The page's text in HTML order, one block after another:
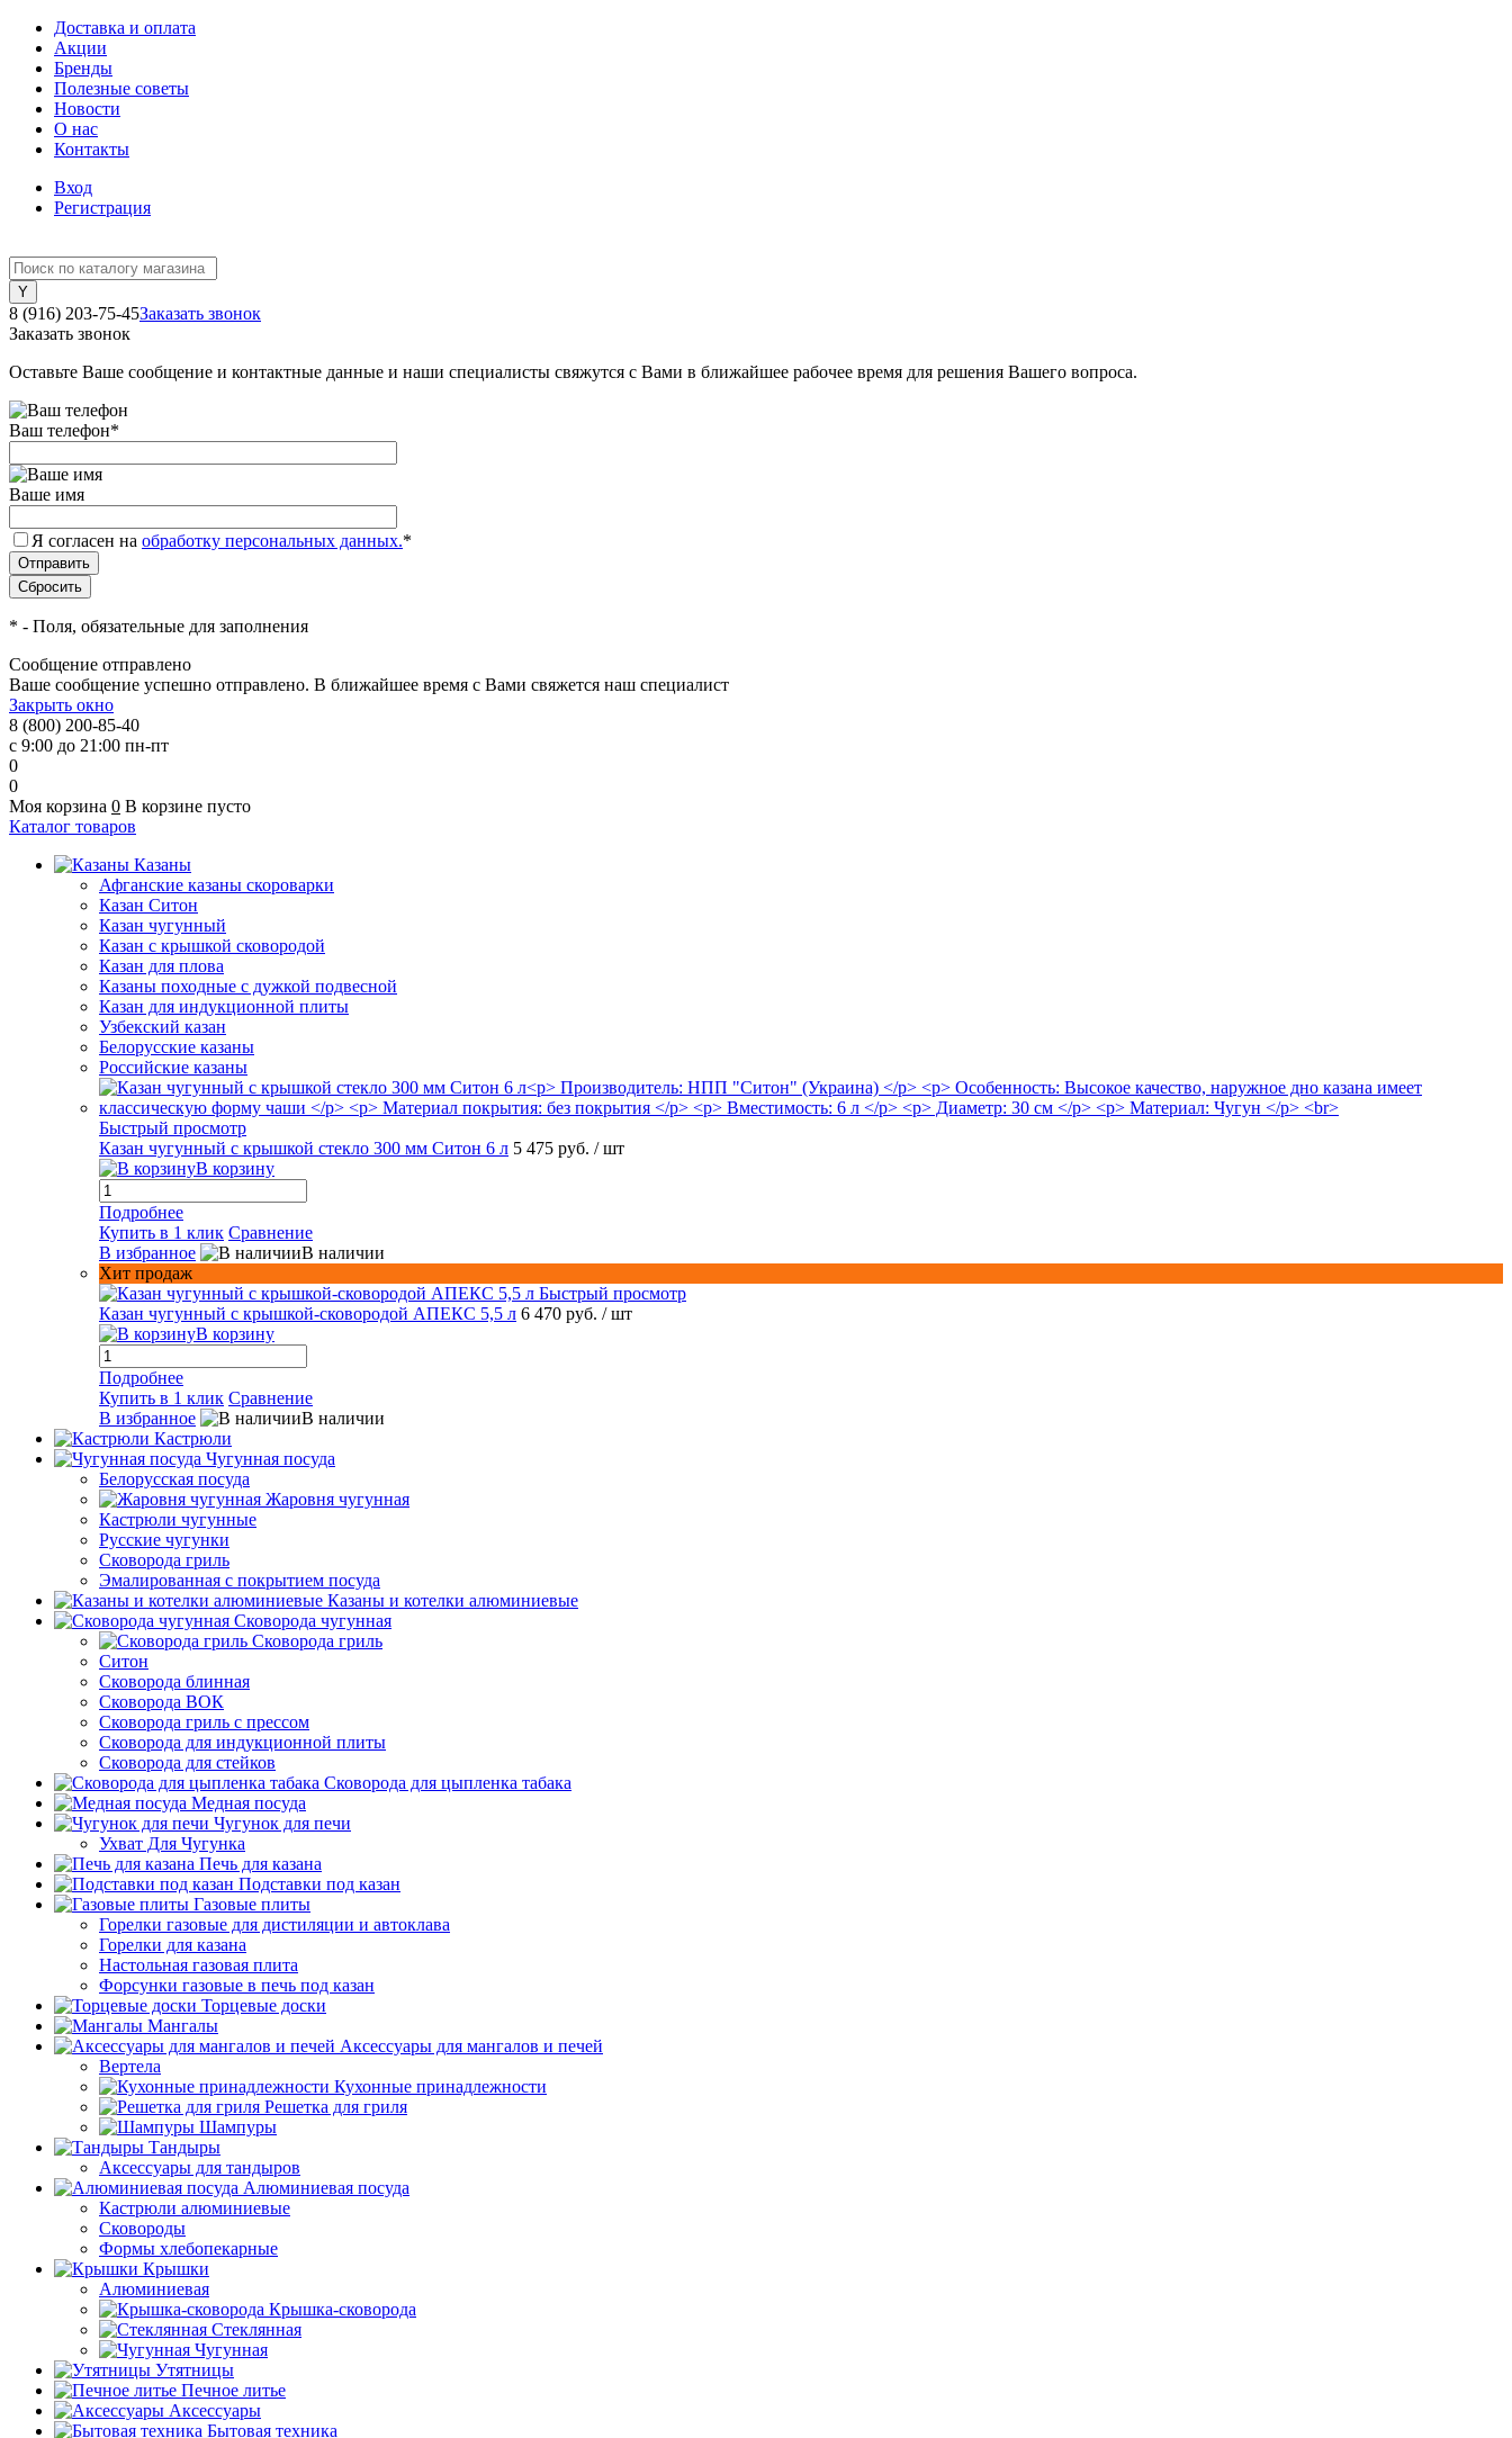
Доставка и оплата
Акции
Бренды
Полезные советы
Новости
О нас
Контакты
Вход
Регистрация
8 (916) 203-75-45Заказать звонок
Заказать звонок
Оставьте Ваше сообщение и контактные данные и наши специалисты свяжутся с Вами в ближайшее рабочее время для решения Вашего вопроса.
Ваш телефон*
Ваше имя
Я согласен на обработку персональных данных.*
* - Поля, обязательные для заполнения
Сообщение отправлено
Ваше сообщение успешно отправлено. В ближайшее время с Вами свяжется наш специалист
Закрыть окно
8 (800) 200-85-40
с 9:00 до 21:00 пн-пт
0
0
Моя корзина 0 В корзине пусто
Каталог товаров
Казаны
Афганские казаны скороварки
Казан Ситон
Казан чугунный
Казан с крышкой сковородой
Казан для плова
Казаны походные с дужкой подвесной
Казан для индукционной плиты
Узбекский казан
Белорусские казаны
Российские казаны
Быстрый просмотр
Казан чугунный с крышкой стекло 300 мм Ситон 6 л 5 475 руб. / шт
В корзину
Подробнее
Купить в 1 клик Сравнение
В избранное
В наличии
Хит продаж
Быстрый просмотр
Казан чугунный с крышкой-сковородой АПЕКС 5,5 л 6 470 руб. / шт
В корзину
Подробнее
Купить в 1 клик Сравнение
В избранное
В наличии
Кастрюли
Чугунная посуда
Белорусская посуда
Жаровня чугунная
Кастрюли чугунные
Русские чугунки
Сковорода гриль
Эмалированная с покрытием посуда
Казаны и котелки алюминиевые
Сковорода чугунная
Сковорода гриль
Ситон
Сковорода блинная
Сковорода ВОК
Сковорода гриль с прессом
Сковорода для индукционной плиты
Сковорода для стейков
Сковорода для цыпленка табака
Медная посуда
Чугунок для печи
Ухват Для Чугунка
Печь для казана
Подставки под казан
Газовые плиты
Горелки газовые для дистиляции и автоклава
Горелки для казана
Настольная газовая плита
Форсунки газовые в печь под казан
Торцевые доски
Мангалы
Аксессуары для мангалов и печей
Вертела
Кухонные принадлежности
Решетка для гриля
Шампуры
Тандыры
Аксессуары для тандыров
Алюминиевая посуда
Кастрюли алюминиевые
Сковороды
Формы хлебопекарные
Крышки
Алюминиевая
Крышка-сковорода
Стеклянная
Чугунная
Утятницы
Печное литье
Аксессуары
Бытовая техника